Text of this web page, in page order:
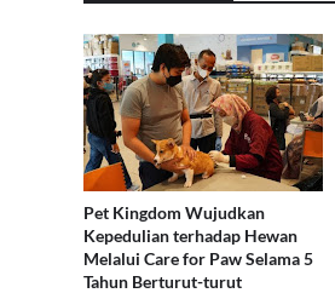
Pet Kingdom Wujudkan
Kepedulian terhadap Hewan
Melalui Care for Paw Selama 5
Tahun Berturut-turut